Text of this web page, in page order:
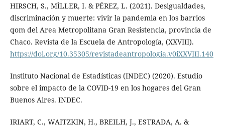
HIRSCH, S., MÌLLER, I. & PÉREZ, L. (2021). Desigualdades,
discriminación y muerte: vivir la pandemia en los barrios
qom del Area Metropolitana Gran Resistencia, provincia de
Chaco. Revista de la Escuela de Antropología, (XXVIII).
https://doi.org/10.35305/revistadeantropologia.v0iXXVIII.140
Instituto Nacional de Estadísticas (INDEC) (2020). Estudio
sobre el impacto de la COVID-19 en los hogares del Gran
Buenos Aires. INDEC.
IRIART, C., WAITZKIN, H., BREILH, J., ESTRADA, A. &